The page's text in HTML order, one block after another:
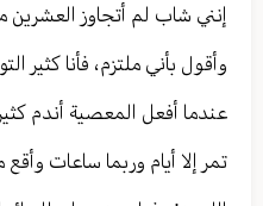
إنني شاب لم أتجاوز
وأقول بأني ملتزم، فأنا كثير
عندما أفعل المعصية أندم
تمر إلا أيام وربما ساعات